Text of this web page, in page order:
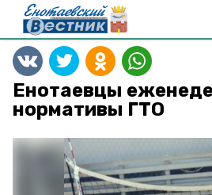
Енотаевцы
нормативы ГТО